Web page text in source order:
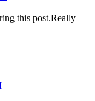
this post.Really